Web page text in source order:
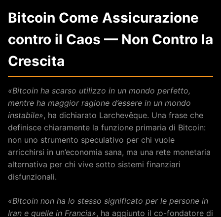
Bitcoin Come Assicurazione
contro il Caos — Non Contro la
Crescita
«Bitcoin ha scarso utilizzo in un mondo perfetto,
mentre ha maggior ragione d’essere in un mondo
instabile», ha dichiarato Larchevêque. Una frase che
definisce chiaramente la funzione primaria di Bitcoin:
non uno strumento speculativo per chi vuole
arricchirsi in un’economia sana, ma una rete monetaria
alternativa per chi vive sotto sistemi finanziari
disfunzionali.
«Bitcoin non ha lo stesso significato per le persone in
Iran e quelle in Francia», ha aggiunto il co-fondatore di